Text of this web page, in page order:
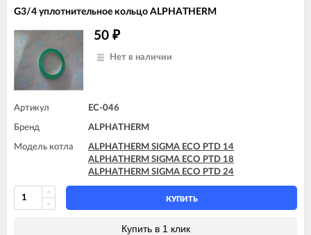
G3/4 уплотнительное кольцо ALPHATHERM
50 ₽
Нет в наличии
Артикул EC-046
Бренд ALPHATHERM
Модель котла
ALPHATHERM SIGMA ECO PTD 14
ALPHATHERM SIGMA ECO PTD 18
ALPHATHERM SIGMA ECO PTD 24
КУПИТЬ
Купить в 1 клик